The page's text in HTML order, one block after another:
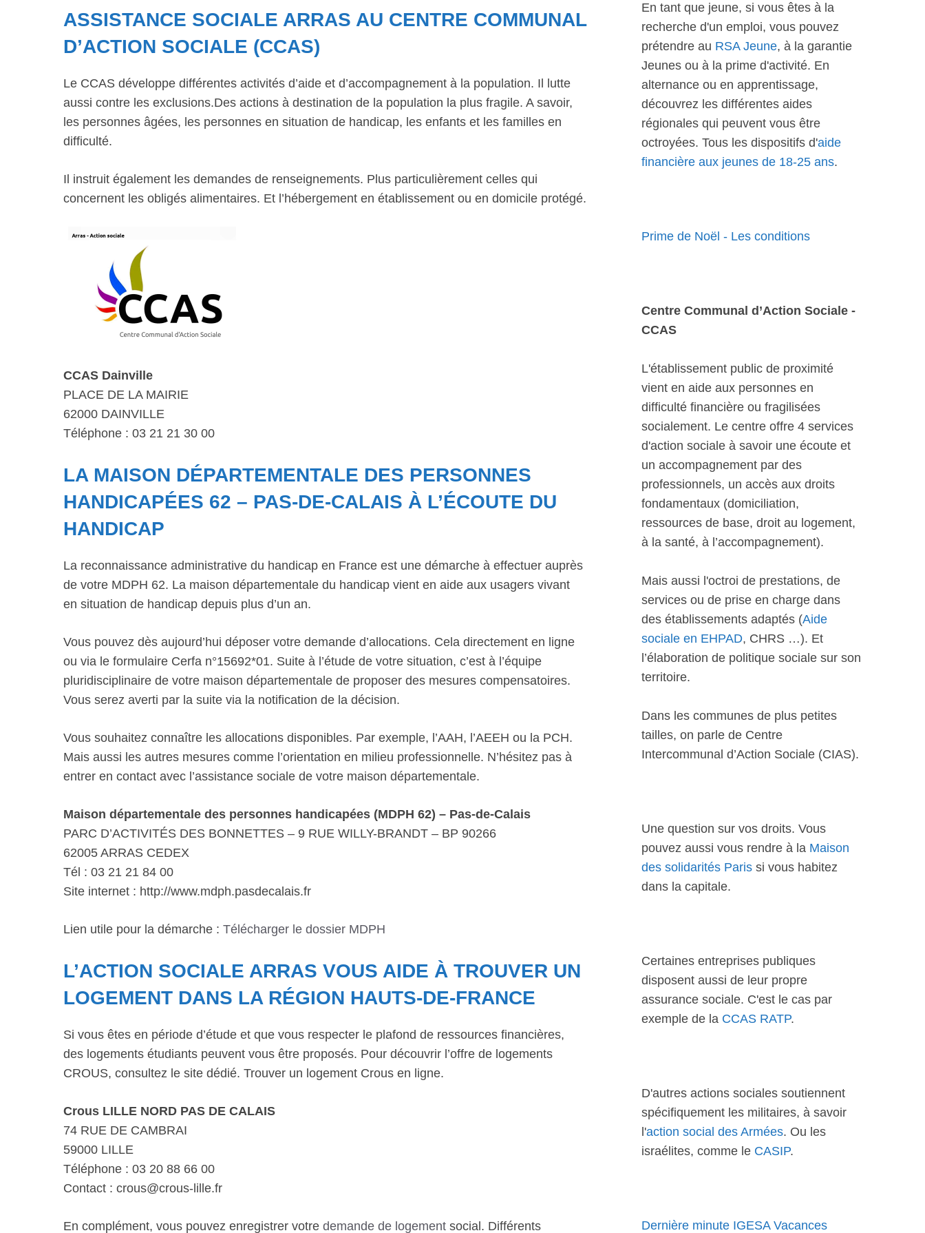
ASSISTANCE SOCIALE ARRAS AU CENTRE COMMUNAL
D’ACTION SOCIALE (CCAS)
Le CCAS développe différentes activités d’aide et d’accompagnement à la population. Il lutte
aussi contre les exclusions.Des actions à destination de la population la plus fragile. A savoir,
les personnes âgées, les personnes en situation de handicap, les enfants et les familles en
difficulté.
Il instruit également les demandes de renseignements. Plus particulièrement celles qui
concernent les obligés alimentaires. Et l’hébergement en établissement ou en domicile protégé.
CCAS Dainville
PLACE DE LA MAIRIE
62000 DAINVILLE
Téléphone : 03 21 21 30 00
LA MAISON DÉPARTEMENTALE DES PERSONNES
HANDICAPÉES 62 – PAS-DE-CALAIS À L’ÉCOUTE DU
HANDICAP
La reconnaissance administrative du handicap en France est une démarche à effectuer auprès
de votre MDPH 62. La maison départementale du handicap vient en aide aux usagers vivant
en situation de handicap depuis plus d’un an.
Vous pouvez dès aujourd’hui déposer votre demande d’allocations. Cela directement en ligne
ou via le formulaire Cerfa n°15692*01. Suite à l’étude de votre situation, c’est à l’équipe
pluridisciplinaire de votre maison départementale de proposer des mesures compensatoires.
Vous serez averti par la suite via la notification de la décision.
Vous souhaitez connaître les allocations disponibles. Par exemple, l’AAH, l’AEEH ou la PCH.
Mais aussi les autres mesures comme l’orientation en milieu professionnelle. N’hésitez pas à
entrer en contact avec l’assistance sociale de votre maison départementale.
Maison départementale des personnes handicapées (MDPH 62) – Pas-de-Calais
PARC D’ACTIVITÉS DES BONNETTES – 9 RUE WILLY-BRANDT – BP 90266
62005 ARRAS CEDEX
Tél : 03 21 21 84 00
Site internet : http://www.mdph.pasdecalais.fr
Lien utile pour la démarche : Télécharger le dossier MDPH
L’ACTION SOCIALE ARRAS VOUS AIDE À TROUVER UN
LOGEMENT DANS LA RÉGION HAUTS-DE-FRANCE
Si vous êtes en période d’étude et que vous respecter le plafond de ressources financières,
des logements étudiants peuvent vous être proposés. Pour découvrir l’offre de logements
CROUS, consultez le site dédié. Trouver un logement Crous en ligne.
Crous LILLE NORD PAS DE CALAIS
74 RUE DE CAMBRAI
59000 LILLE
Téléphone : 03 20 88 66 00
Contact : crous@crous-lille.fr
En complément, vous pouvez enregistrer votre demande de logement social. Différents
En tant que jeune, si vous êtes à la
recherche d'un emploi, vous pouvez
prétendre au RSA Jeune, à la garantie
Jeunes ou à la prime d'activité. En
alternance ou en apprentissage,
découvrez les différentes aides
régionales qui peuvent vous être
octroyées. Tous les dispositifs d'aide
financière aux jeunes de 18-25 ans.
Prime de Noël - Les conditions
Centre Communal d’Action Sociale -
CCAS
L'établissement public de proximité
vient en aide aux personnes en
difficulté financière ou fragilisées
socialement. Le centre offre 4 services
d'action sociale à savoir une écoute et
un accompagnement par des
professionnels, un accès aux droits
fondamentaux (domiciliation,
ressources de base, droit au logement,
à la santé, à l’accompagnement).
Mais aussi l'octroi de prestations, de
services ou de prise en charge dans
des établissements adaptés (Aide
sociale en EHPAD, CHRS …). Et
l’élaboration de politique sociale sur son
territoire.
Dans les communes de plus petites
tailles, on parle de Centre
Intercommunal d’Action Sociale (CIAS).
Une question sur vos droits. Vous
pouvez aussi vous rendre à la Maison
des solidarités Paris si vous habitez
dans la capitale.
Certaines entreprises publiques
disposent aussi de leur propre
assurance sociale. C'est le cas par
exemple de la CCAS RATP.
D'autres actions sociales soutiennent
spécifiquement les militaires, à savoir
l'action social des Armées. Ou les
israélites, comme le CASIP.
Dernière minute IGESA Vacances